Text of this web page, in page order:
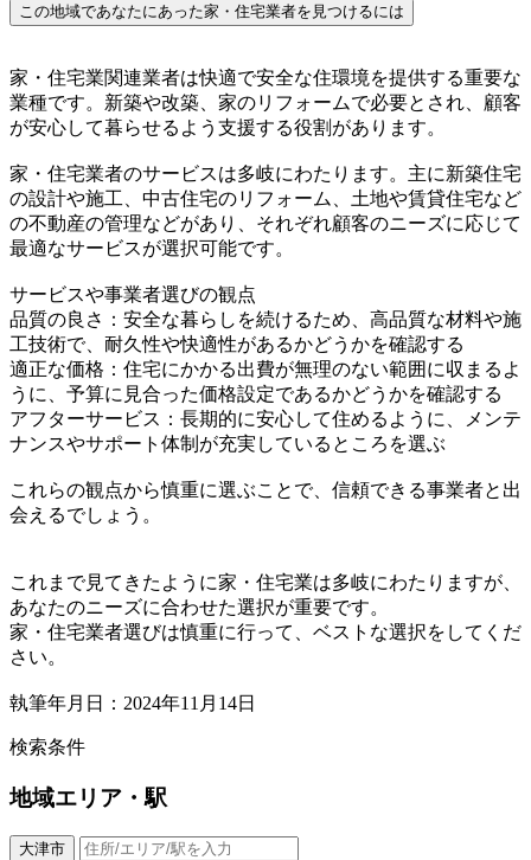
この地域であなたにあった家・住宅業者を見つけるには
家・住宅業関連業者は快適で安全な住環境を提供する重要な
業種です。新築や改築、家のリフォームで必要とされ、顧客
が安心して暮らせるよう支援する役割があります。
家・住宅業者のサービスは多岐にわたります。主に新築住宅
の設計や施工、中古住宅のリフォーム、土地や賃貸住宅など
の不動産の管理などがあり、それぞれ顧客のニーズに応じて
最適なサービスが選択可能です。
サービスや事業者選びの観点
品質の良さ：安全な暮らしを続けるため、高品質な材料や施
工技術で、耐久性や快適性があるかどうかを確認する
適正な価格：住宅にかかる出費が無理のない範囲に収まるよ
うに、予算に見合った価格設定であるかどうかを確認する
アフターサービス：長期的に安心して住めるように、メンテ
ナンスやサポート体制が充実しているところを選ぶ
これらの観点から慎重に選ぶことで、信頼できる事業者と出
会えるでしょう。
これまで見てきたように家・住宅業は多岐にわたりますが、
あなたのニーズに合わせた選択が重要です。
家・住宅業者選びは慎重に行って、ベストな選択をしてくだ
さい。
執筆年月日：2024年11月14日
検索条件
地域エリア・駅
大津市